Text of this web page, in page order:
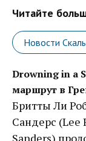
Читайте
Новости
Drowning in a
маршрут в
Бритты Ли
Сандерс (Lee
Sanders)